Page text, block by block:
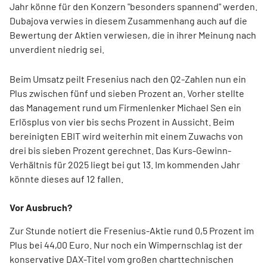
Jahr könne für den Konzern "besonders spannend" werden.
Dubajova verwies in diesem Zusammenhang auch auf die
Bewertung der Aktien verwiesen, die in ihrer Meinung nach
unverdient niedrig sei.
Beim Umsatz peilt Fresenius nach den Q2-Zahlen nun ein
Plus zwischen fünf und sieben Prozent an. Vorher stellte
das Management rund um Firmenlenker Michael Sen ein
Erlösplus von vier bis sechs Prozent in Aussicht. Beim
bereinigten EBIT wird weiterhin mit einem Zuwachs von
drei bis sieben Prozent gerechnet. Das Kurs-Gewinn-
Verhältnis für 2025 liegt bei gut 13. Im kommenden Jahr
könnte dieses auf 12 fallen.
Vor Ausbruch?
Zur Stunde notiert die Fresenius-Aktie rund 0,5 Prozent im
Plus bei 44,00 Euro. Nur noch ein Wimpernschlag ist der
konservative DAX-Titel vom großen charttechnischen